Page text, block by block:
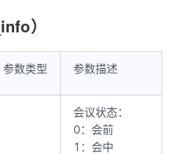
）
参数类型 参数描述
会议状态：
0：会前
1：会中